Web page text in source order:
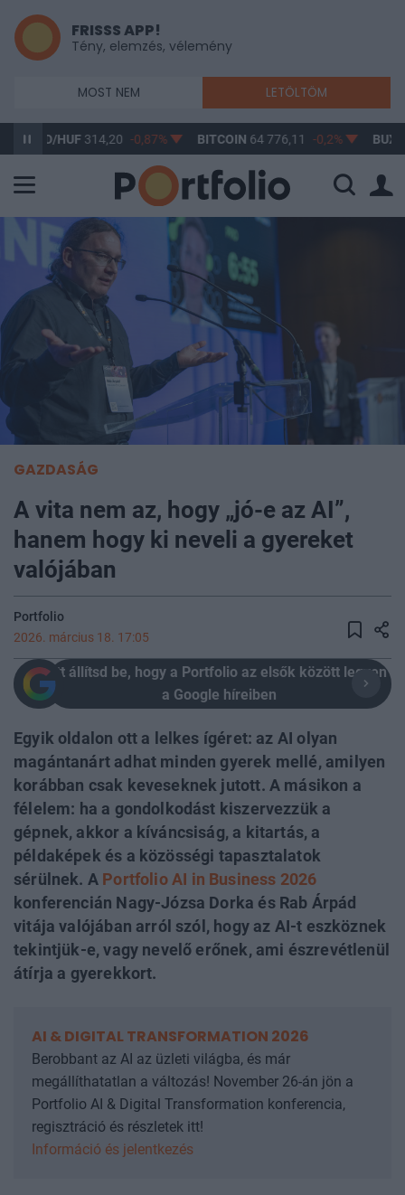
FRISSS APP!
Tény, elemzés, vélemény
MOST NEM LETÖLTÖM
HUF 314,20 -0,87% BITCOIN64 776,11 -0,2% BUX148
GAZDASÁG
A vita nem az, hogy „jó-e az AI”,
hanem hogy ki neveli a gyereket
valójában
Portfolio
2026. március 18. 17:05
Itt állítsd be, hogy a Portfolio az elsők között legyen
a Google híreiben
Egyik oldalon ott a lelkes ígéret: az AI olyan
magántanárt adhat minden gyerek mellé, amilyen
korábban csak keveseknek jutott. A másikon a
félelem: ha a gondolkodást kiszervezzük a
gépnek, akkor a kíváncsiság, a kitartás, a
példaképek és a közösségi tapasztalatok
sérülnek. A Portfolio AI in Business 2026
konferencián Nagy-Józsa Dorka és Rab Árpád
vitája valójában arról szól, hogy az AI-t eszköznek
tekintjük-e, vagy nevelő erőnek, ami észrevétlenül
átírja a gyerekkort.
AI & DIGITAL TRANSFORMATION 2026
Berobbant az AI az üzleti világba, és már
megállíthatatlan a változás! November 26-án jön a
Portfolio AI & Digital Transformation konferencia,
regisztráció és részletek itt!
Információ és jelentkezés